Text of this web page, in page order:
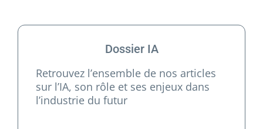
Dossier IA
Retrouvez l’ensemble de nos articles
sur l’IA, son rôle et ses enjeux dans
l’industrie du futur